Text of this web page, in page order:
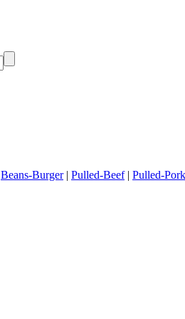
Beans-Burger | Pulled-Beef | Pulled-Pork